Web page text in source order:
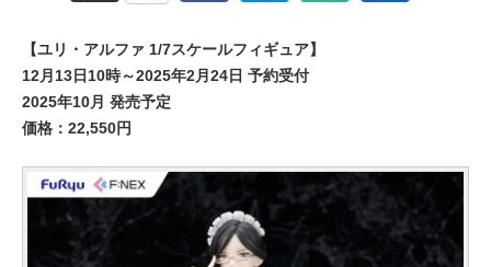
【ユリ・アルファ 1/7スケールフィギュア】
12月13日10時～2025年2月24日 予約受付
2025年10月 発売予定
価格：22,550円